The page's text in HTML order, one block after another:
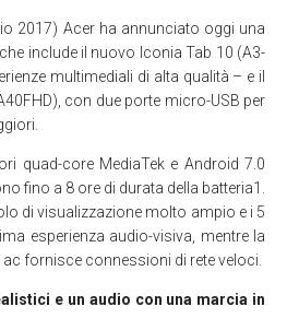
2017) Acer ha annunciato oggi una
include il nuovo Iconia Tab 10 (A3-
multimediali di alta qualità – e il
con due porte micro-USB per
quad-core MediaTek e Android 7.0
fino a 8 ore di durata della batteria1.
di visualizzazione molto ampio e i 5
esperienza audio-visiva, mentre la
fornisce connessioni di rete veloci.
e un audio con una marcia in